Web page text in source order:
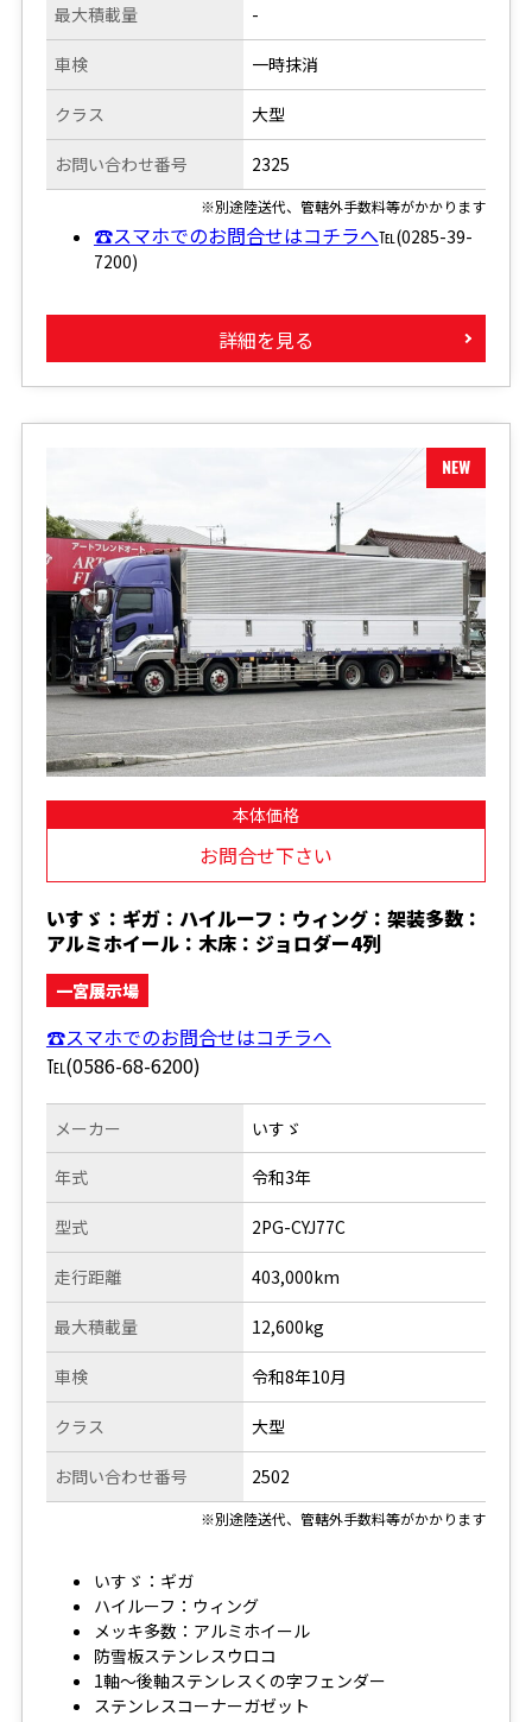
最大積載量
車検
クラス
お問い合わせ番号
-
一時抹消
大型
2325
※別途陸送代、管轄外手数料等がかかります
☎スマホでのお問合せはコチラへ℡(0285-39-
7200)
詳細を見る
本体価格
お問合せ下さい
いすゞ：ギガ：ハイルーフ：ウィング：架装多数：
アルミホイール：木床：ジョロダー4列
一宮展示場
☎スマホでのお問合せはコチラへ
℡(0586-68-6200)
メーカー
年式
型式
走行距離
いすゞ
令和3年
2PG-CYJ77C
403,000km
最大積載量
車検
クラス
お問い合わせ番号
12,600kg
令和8年10月
大型
2502
※別途陸送代、管轄外手数料等がかかります
いすゞ：ギガ
ハイルーフ：ウィング
メッキ多数：アルミホイール
防雪板ステンレスウロコ
1軸～後軸ステンレスくの字フェンダー
ステンレスコーナーガゼット